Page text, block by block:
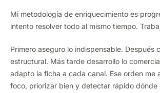
Mi metodología de enriquecimiento es
intento resolver todo al mismo tiempo.
Primero aseguro lo indispensable. Después
estructural. Más tarde desarrollo lo
adapto la ficha a cada canal. Ese orden me
foco, priorizar bien y detectar rápido dónde